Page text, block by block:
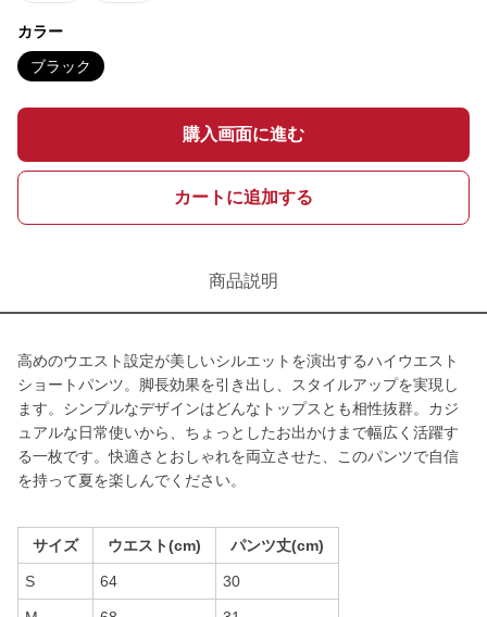
カラー
ブラック
購入画面に進む
カートに追加する
商品説明
高めのウエスト設定が美しいシルエットを演出するハイウエスト
ショートパンツ。脚長効果を引き出し、スタイルアップを実現し
ます。シンプルなデザインはどんなトップスとも相性抜群。カジ
ュアルな日常使いから、ちょっとしたお出かけまで幅広く活躍す
る一枚です。快適さとおしゃれを両立させた、このパンツで自信
を持って夏を楽しんでください。
サイズ ウエスト(cm) パンツ丈(cm)
S 64 30